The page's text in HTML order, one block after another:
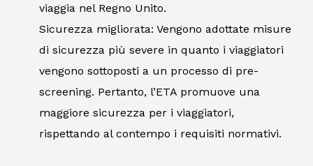
viaggia nel Regno Unito.
Sicurezza migliorata: Vengono adottate misure
di sicurezza più severe in quanto i viaggiatori
vengono sottoposti a un processo di pre-
screening. Pertanto, l’ETA promuove una
maggiore sicurezza per i viaggiatori,
rispettando al contempo i requisiti normativi.